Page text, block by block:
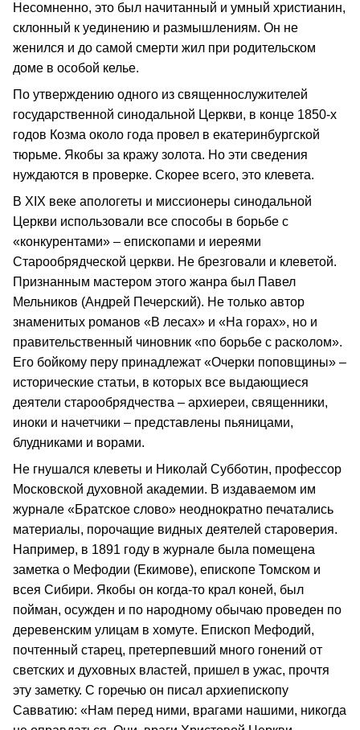
Несомненно, это был начитанный и умный христианин,
склонный к уединению и размышлениям. Он не
женился и до самой смерти жил при родительском
доме в особой келье.
По утверждению одного из священнослужителей
государственной синодальной Церкви, в конце 1850-х
годов Козма около года провел в екатеринбургской
тюрьме. Якобы за кражу золота. Но эти сведения
нуждаются в проверке. Скорее всего, это клевета.
В XIX веке апологеты и миссионеры синодальной
Церкви использовали все способы в борьбе с
«конкурентами» – епископами и иереями
Старообрядческой церкви. Не брезговали и клеветой.
Признанным мастером этого жанра был Павел
Мельников (Андрей Печерский). Не только автор
знаменитых романов «В лесах» и «На горах», но и
правительственный чиновник «по борьбе с расколом».
Его бойкому перу принадлежат «Очерки поповщины» –
исторические статьи, в которых все выдающиеся
деятели старообрядчества – архиереи, священники,
иноки и начетчики – представлены пьяницами,
блудниками и ворами.
Не гнушался клеветы и Николай Субботин, профессор
Московской духовной академии. В издаваемом им
журнале «Братское слово» неоднократно печатались
материалы, порочащие видных деятелей староверия.
Например, в 1891 году в журнале была помещена
заметка о Мефодии (Екимове), епископе Томском и
всея Сибири. Якобы он когда-то крал коней, был
пойман, осужден и по народному обычаю проведен по
деревенским улицам в хомуте. Епископ Мефодий,
почтенный старец, претерпевший много гонений от
светских и духовных властей, пришел в ужас, прочтя
эту заметку. С горечью он писал архиепископу
Савватию: «Нам перед ними, врагами нашими, никогда